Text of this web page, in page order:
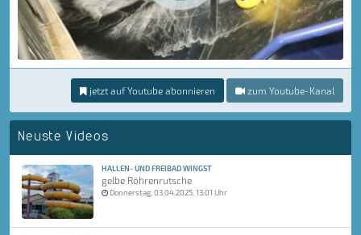
jetzt auf Youtube abonnieren zum Youtube-Kanal
Neuste Videos
HALLEN- UND FREIBAD WINGST
gelbe Röhrenrutsche
Donnerstag, 03.04.2025, 13:01 Uhr